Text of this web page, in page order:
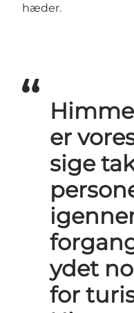
hæder.
er
sige
ydet
for